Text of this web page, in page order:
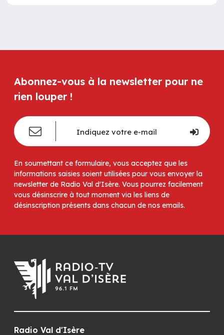
Abonnez-vous à la newsletter pour ne
rien louper !
En soumettant ce formulaire, vous acceptez que les
informations saisies soient utilisées pour vous envoyer la
newsletter de Radio Val d'Isère. Vous pourrez facilement
vous désinscrire à tout moment via les liens de
désinscription présents dans chacun de nos emails.
Radio Val d'Isère